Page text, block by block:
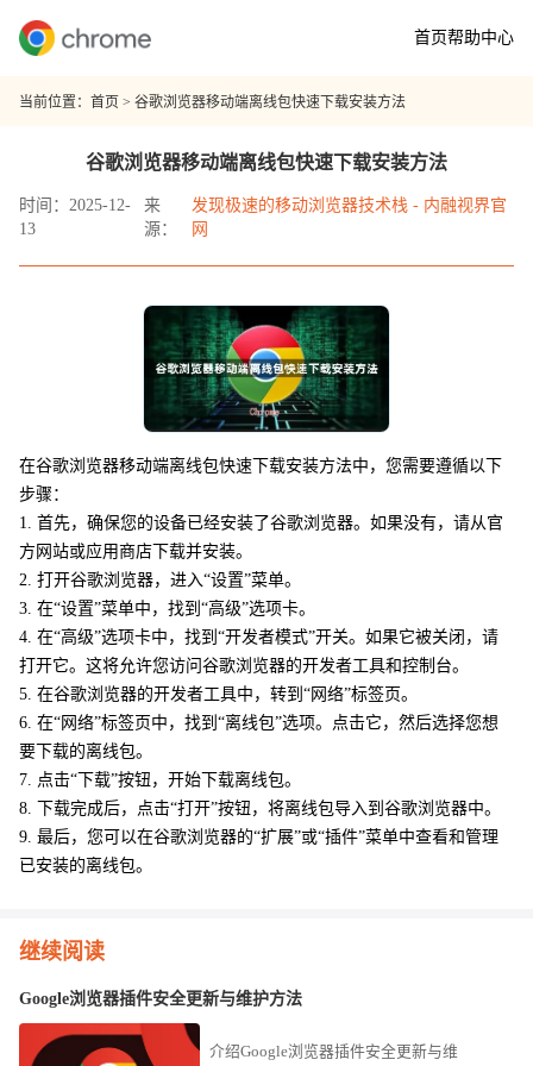
首页帮助中心
当前位置： 首页 > 谷歌浏览器移动端离线包快速下载安装方法
谷歌浏览器移动端离线包快速下载安装方法
时间：2025-12-
13
来
源：
发现极速的移动浏览器技术栈 - 内融视界官
网
在谷歌浏览器移动端离线包快速下载安装方法中，您需要遵循以下
步骤：
1. 首先，确保您的设备已经安装了谷歌浏览器。如果没有，请从官
方网站或应用商店下载并安装。
2. 打开谷歌浏览器，进入“设置”菜单。
3. 在“设置”菜单中，找到“高级”选项卡。
4. 在“高级”选项卡中，找到“开发者模式”开关。如果它被关闭，请
打开它。这将允许您访问谷歌浏览器的开发者工具和控制台。
5. 在谷歌浏览器的开发者工具中，转到“网络”标签页。
6. 在“网络”标签页中，找到“离线包”选项。点击它，然后选择您想
要下载的离线包。
7. 点击“下载”按钮，开始下载离线包。
8. 下载完成后，点击“打开”按钮，将离线包导入到谷歌浏览器中。
9. 最后，您可以在谷歌浏览器的“扩展”或“插件”菜单中查看和管理
已安装的离线包。
继续阅读
Google浏览器插件安全更新与维护方法
介绍Google浏览器插件安全更新与维